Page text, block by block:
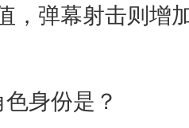
弹幕射击则增
身份是？